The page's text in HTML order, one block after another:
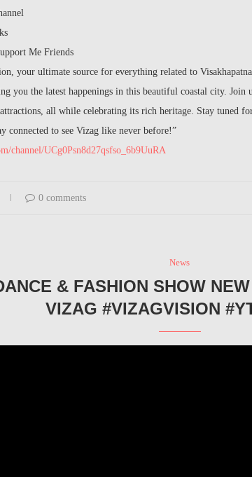
Me Friends
your ultimate source for everything related to
you the latest happenings in this beautiful coastal city. Join
attractions, all while celebrating its rich heritage. Stay tuned
connected to see Vizag like never before!”
channel/UCg0Psn8d27qsfso_6b9UuRA
0 comments
News
& FASHION SHOW
VIZAG #VIZAGVISION